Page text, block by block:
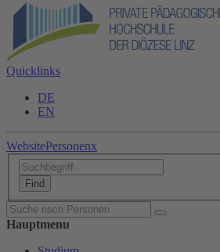
Quicklinks
DE
EN
WebsitePersonenx
Hauptmenu